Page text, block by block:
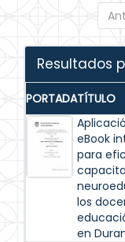
Resultados
PORTADATÍTULO
eBook
para
los
en